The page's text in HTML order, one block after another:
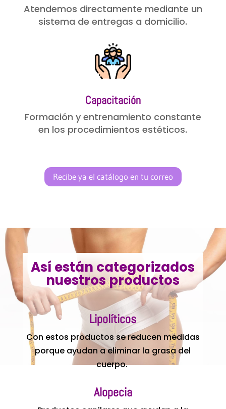
Atendemos directamente mediante un
sistema de entregas a domicilio.
Capacitación
Formación y entrenamiento constante
en los procedimientos estéticos.
Recibe ya el catálogo en tu correo
Así están categorizados
nuestros productos
Lipolíticos
Con estos productos se reducen medidas
porque ayudan a eliminar la grasa del
cuerpo.
Alopecia